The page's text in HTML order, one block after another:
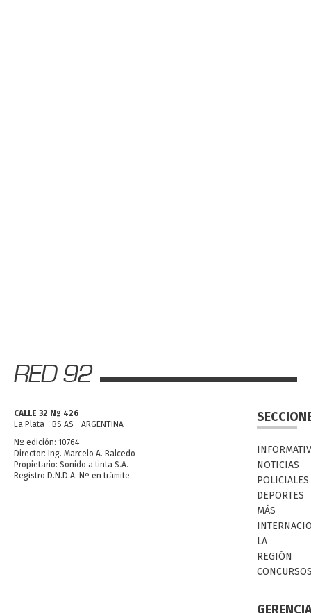
CALLE 32 Nº 426
La Plata - BS AS - ARGENTINA
Nº edición: 10764
Director: Ing. Marcelo A. Balcedo
Propietario: Sonido a tinta S.A.
Registro D.N.D.A. Nº en trámite
NOTICIAS
POLICIALES
DEPORTES
MÁS
LA
REGIÓN